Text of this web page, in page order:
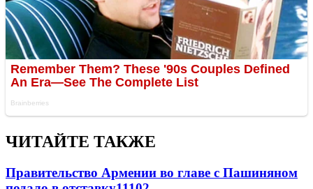
ЧИТАЙТЕ ТАКЖЕ
Правительство Армении во главе с Пашиняном